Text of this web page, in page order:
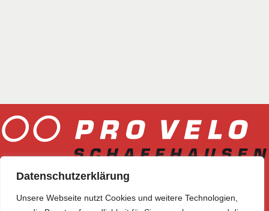
Datenschutzerklärung
Unsere Webseite nutzt Cookies und weitere Technologien,
CH-8200 Schaffhausen
E-Mail
info@provelo-sh.ch